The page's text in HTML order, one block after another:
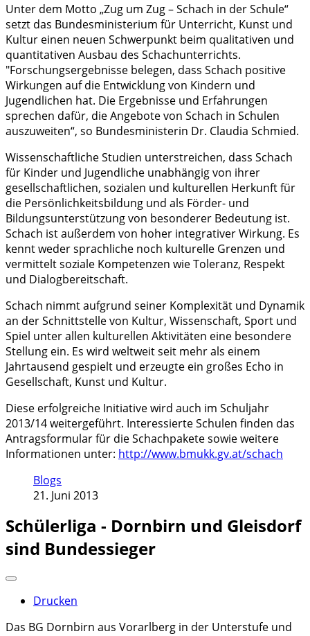
Unter dem Motto „Zug um Zug – Schach in der Schule“
setzt das Bundesministerium für Unterricht, Kunst und
Kultur einen neuen Schwerpunkt beim qualitativen und
quantitativen Ausbau des Schachunterrichts.
"Forschungsergebnisse belegen, dass Schach positive
Wirkungen auf die Entwicklung von Kindern und
Jugendlichen hat. Die Ergebnisse und Erfahrungen
sprechen dafür, die Angebote von Schach in Schulen
auszuweiten“, so Bundesministerin Dr. Claudia Schmied.
Wissenschaftliche Studien unterstreichen, dass Schach
für Kinder und Jugendliche unabhängig von ihrer
gesellschaftlichen, sozialen und kulturellen Herkunft für
die Persönlichkeitsbildung und als Förder- und
Bildungsunterstützung von besonderer Bedeutung ist.
Schach ist außerdem von hoher integrativer Wirkung. Es
kennt weder sprachliche noch kulturelle Grenzen und
vermittelt soziale Kompetenzen wie Toleranz, Respekt
und Dialogbereitschaft.
Schach nimmt aufgrund seiner Komplexität und Dynamik
an der Schnittstelle von Kultur, Wissenschaft, Sport und
Spiel unter allen kulturellen Aktivitäten eine besondere
Stellung ein. Es wird weltweit seit mehr als einem
Jahrtausend gespielt und erzeugte ein großes Echo in
Gesellschaft, Kunst und Kultur.
Diese erfolgreiche Initiative wird auch im Schuljahr
2013/14 weitergeführt. Interessierte Schulen finden das
Antragsformular für die Schachpakete sowie weitere
Informationen unter: http://www.bmukk.gv.at/schach
Blogs
21. Juni 2013
Schülerliga - Dornbirn und Gleisdorf
sind Bundessieger
Drucken
Das BG Dornbirn aus Vorarlberg in der Unterstufe und